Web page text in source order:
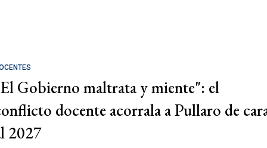
Gobierno maltrata y miente": el
docente acorrala a Pullaro de
2027